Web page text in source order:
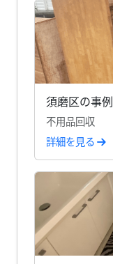
須磨区の事例
不用品回収
詳細を見る